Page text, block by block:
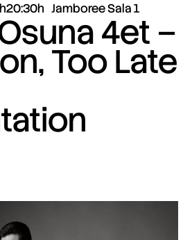
20:30h Jamboree Sala 1
4et –
Too Late